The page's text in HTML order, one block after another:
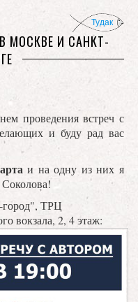
Тудак
МОСКВЕ И САНКТ-
проведения встреч с
и буду рад вас
и на одну из них я
город", ТРЦ
вокзала, 2, 4 этаж: